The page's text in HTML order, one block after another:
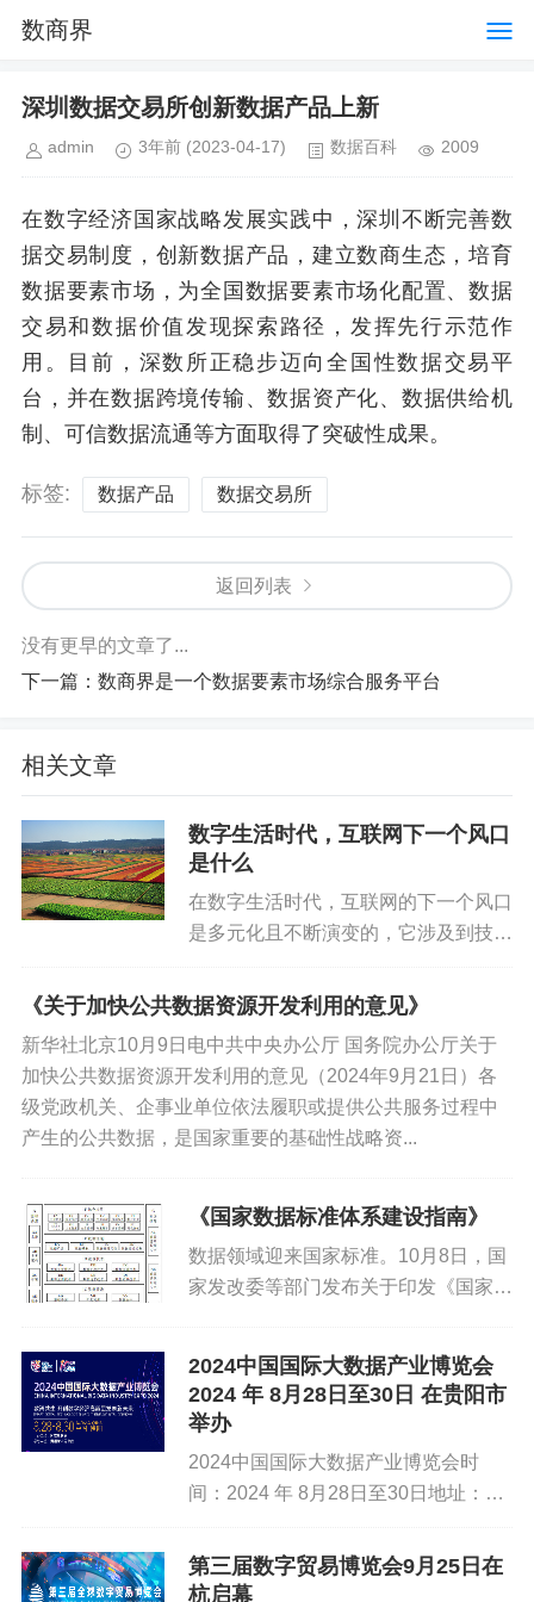
数商界
深圳数据交易所创新数据产品上新
admin 3年前 (2023-04-17) 数据百科 2009
在数字经济国家战略发展实践中，深圳不断完善数
据交易制度，创新数据产品，建立数商生态，培育
数据要素市场，为全国数据要素市场化配置、数据
交易和数据价值发现探索路径，发挥先行示范作
用。目前，深数所正稳步迈向全国性数据交易平
台，并在数据跨境传输、数据资产化、数据供给机
制、可信数据流通等方面取得了突破性成果。
标签: 数据产品 数据交易所
返回列表
没有更早的文章了...
下一篇： 数商界是一个数据要素市场综合服务平台
相关文章
数字生活时代，互联网下一个风口
是什么
在数字生活时代，互联网的下一个风口
是多元化且不断演变的，它涉及到技术
新兴业态的兴起等多个方面。以下是一
一、技术创新引领的新趋势人工智...
《关于加快公共数据资源开发利用的意见》
新华社北京10月9日电中共中央办公厅 国务院办公厅关于
加快公共数据资源开发利用的意见（2024年9月21日）各
级党政机关、企事业单位依法履职或提供公共服务过程中
产生的公共数据，是国家重要的基础性战略资...
《国家数据标准体系建设指南》
数据领域迎来国家标准。10月8日，国
家发改委等部门发布关于印发《国家数
活数据要素潜能、做强做优做大数字经
济等方面的规范和引领作用”，...
2024中国国际大数据产业博览会
2024 年 8月28日至30日 在贵阳市
举办
2024中国国际大数据产业博览会时
间：2024 年 8月28日至30日地址：贵
数字经济高质量发展新未来网址：
https://www.bigdata-expo.cn/&...
第三届数字贸易博览会9月25日在
杭启幕